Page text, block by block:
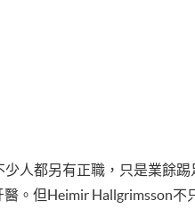
人都另有正職，只是業餘踢
。但Heimir Hallgrimsson